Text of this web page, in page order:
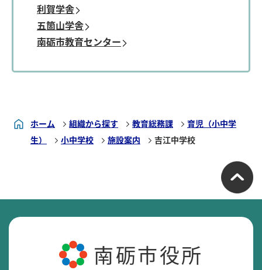
利賀学舎
五箇山学舎
南砺市教育センター
ホーム 組織から探す 教育総務課
育児（小中学
生）
小中学校 施設案内 吉江中学校
南砺市役所